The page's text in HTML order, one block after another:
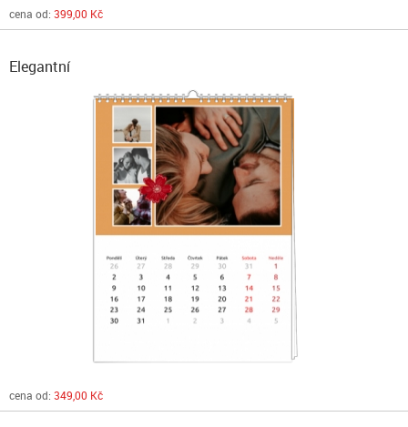
cena od: 399,00 Kč
Elegantní
cena od: 349,00 Kč